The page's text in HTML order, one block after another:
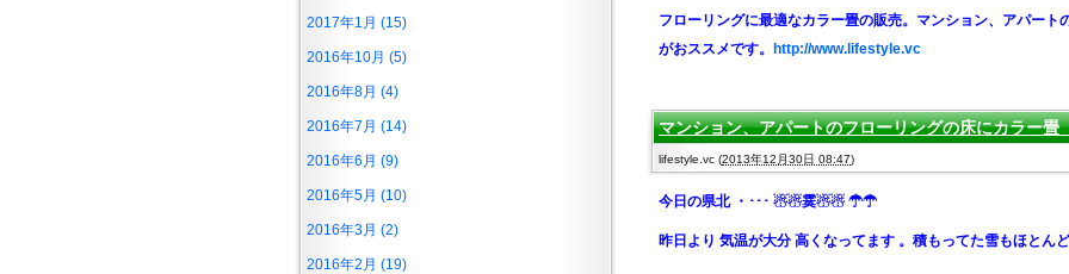
フローリングに最適なカラー畳の販売。マンション、アパート
がおススメです。
http://www.lifestyle.vc
マンション、アパートのフローリングの床にカラー
lifestyle.vc (2013年12月30日 08:47)
今日の県北 ・･･･ ☃☃霙☃☃ ☂☂
昨日より 気温が大分 高くなってます 。積もってた雪もほとん
2017年1月 (15)
2016年10月 (5)
2016年8月 (4)
2016年7月 (14)
2016年6月 (9)
2016年5月 (10)
2016年3月 (2)
2016年2月 (19)